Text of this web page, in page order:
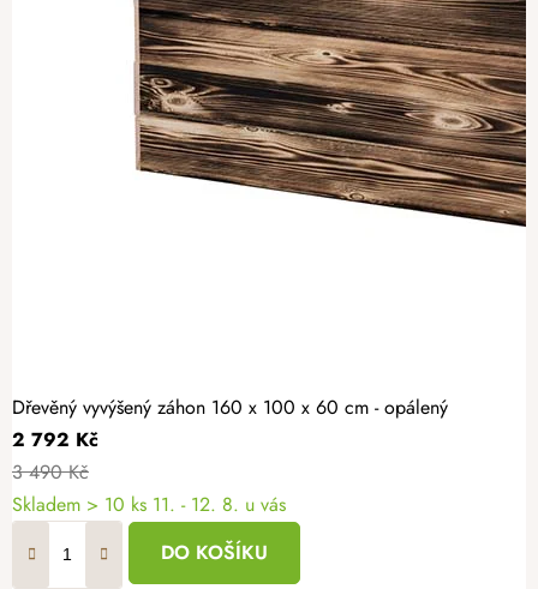
Dřevěný vyvýšený záhon 160 x 100 x 60 cm - opálený
2 792 Kč
3 490 Kč
Skladem > 10 ks 11. - 12. 8. u vás
DO KOŠÍKU